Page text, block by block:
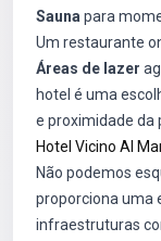
Sauna para
Um restaurante
Áreas de lazer
hotel é uma
e proximidade da
Hotel Vicino Al
Não podemos
proporciona uma
infraestruturas